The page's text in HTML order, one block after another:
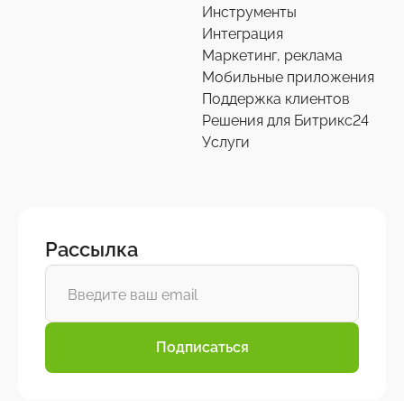
Инструменты
Интеграция
Маркетинг, реклама
Мобильные приложения
Поддержка клиентов
Решения для Битрикс24
Услуги
Рассылка
Подписаться